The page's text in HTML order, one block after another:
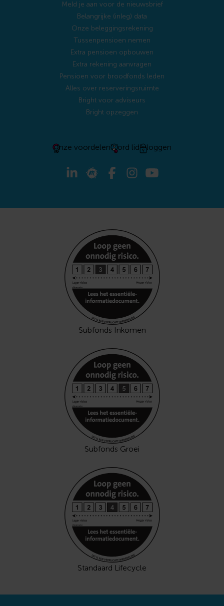
Meld je aan voor de nieuwsbrief
Belangrijke (inleg) data
Onze beleggingsrekening
Tussenpensioen nemen
Extra pensioen opbouwen
Extra rekening aanvragen
Pensioen voor broodfonds leden
Alles over reserveringsruimte
Bright voor adviseurs
Bright opzeggen
Onze voordelenWord lidInloggen
Subfonds Inkomen
Subfonds Groei
Standaard Lifecycle